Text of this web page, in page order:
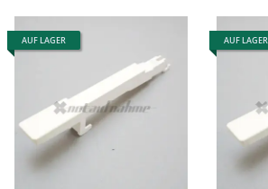
AUF LAGER AUF LAGER